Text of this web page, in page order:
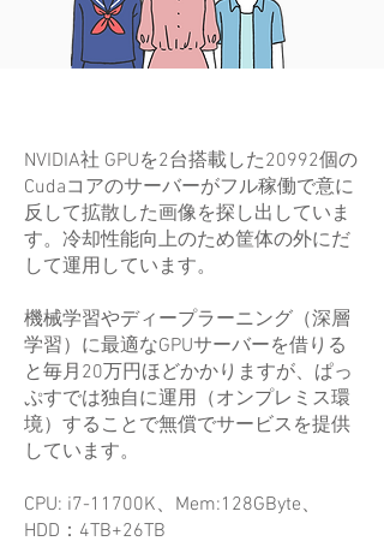
NVIDIA社 GPUを2台搭載した20992個の
Cudaコアのサーバーがフル稼働で意に
反して拡散した画像を探し出していま
す。冷却性能向上のため筐体の外にだ
して運用しています。
機械学習やディープラーニング（深層
学習）に最適なGPUサーバーを借りる
と毎月20万円ほどかかりますが、ぱっ
ぷすでは独自に運用（オンプレミス環
境）することで無償でサービスを提供
しています。
CPU: i7-11700K、Mem:128GByte、
HDD：4TB+26TB